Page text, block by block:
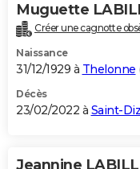
Muguette
Créer une cagnotte
Naissance
31/12/1929 à Thelonne
Décès
23/02/2022 à Saint-
Jeannine